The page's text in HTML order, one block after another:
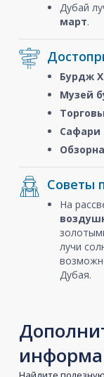
Дубай
март.
Бурдж
Музей
Сафари
Советы
На
лучи
Дубая.